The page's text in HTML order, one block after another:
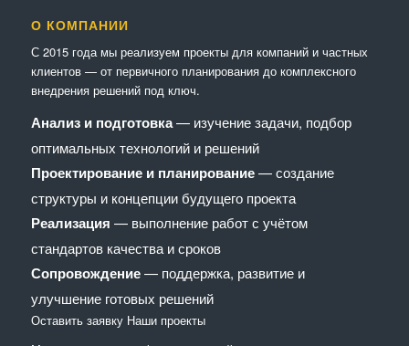
О КОМПАНИИ
С 2015 года мы реализуем проекты для компаний и частных
клиентов — от первичного планирования до комплексного
внедрения решений под ключ.
Анализ и подготовка— изучение задачи, подбор
оптимальных технологий и решений
Проектирование и планирование— создание
структуры и концепции будущего проекта
Реализация — выполнение работ с учётом
стандартов качества и сроков
Сопровождение— поддержка, развитие и
улучшение готовых решений
Оставить заявку Наши проекты